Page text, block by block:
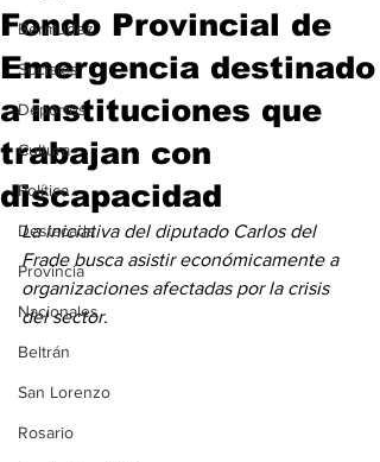
Bermúdez
Sociales
Deportes
Cultura
Política
Destacada
Provincia
Nacionales
Beltrán
San Lorenzo
Rosario
Fondo Provincial de
Emergencia destinado
a instituciones que
trabajan con
discapacidad
La iniciativa del diputado Carlos del
Frade busca asistir económicamente a
organizaciones afectadas por la crisis
del sector.